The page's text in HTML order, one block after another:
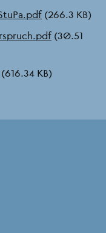
(266.3 KB)
(30.51
(616.34 KB)